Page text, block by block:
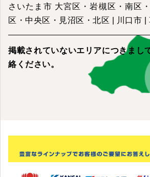
さいたま市 大宮区・岩槻区・南区
区・中央区・見沼区・北区 | 川口市 |
掲載されていないエリアにつきまし
絡ください。